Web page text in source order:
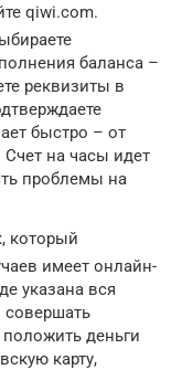
qiwi.com.
баланса –
реквизиты в
быстро – от
Счет на часы идет
проблемы на
который
имеет онлайн-
указана вся
деньги
карту,